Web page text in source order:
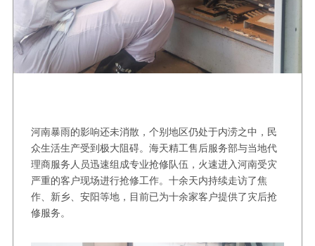
河南暴雨的影响还未消散，个别地区仍处于内涝之中，民
众生活生产受到极大阻碍。海天精工售后服务部与当地代
理商服务人员迅速组成专业抢修队伍，火速进入河南受灾
严重的客户现场进行抢修工作。十余天内持续走访了焦
作、新乡、安阳等地，目前已为十余家客户提供了灾后抢
修服务。